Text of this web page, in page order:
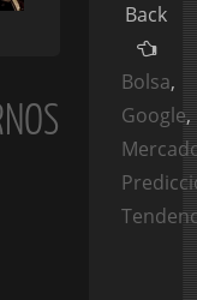
Back
Bolsa,
Google,